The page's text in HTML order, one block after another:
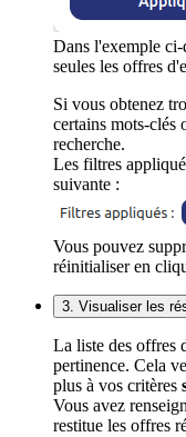
Dans l'exemple
seules les offres
Si vous obtenez
certains mots-clés
recherche.
Les filtres
suivante :
Vous pouvez
réinitialiser en
3. Visualiser les
La liste des offres
pertinence. Cela
plus à vos critères
Vous avez
restitue les offres